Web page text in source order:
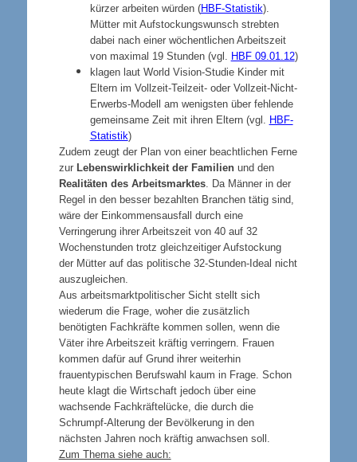
kürzer arbeiten würden (HBF-Statistik).
Mütter mit Aufstockungswunsch strebten
dabei nach einer wöchentlichen Arbeitszeit
von maximal 19 Stunden (vgl. HBF 09.01.12)
klagen laut World Vision-Studie Kinder mit
Eltern im Vollzeit-Teilzeit- oder Vollzeit-Nicht-
Erwerbs-Modell am wenigsten über fehlende
gemeinsame Zeit mit ihren Eltern (vgl. HBF-
Statistik)
Zudem zeugt der Plan von einer beachtlichen Ferne
zur Lebenswirklichkeit der Familienund den
Realitäten des Arbeitsmarktes. Da Männer in der
Regel in den besser bezahlten Branchen tätig sind,
wäre der Einkommensausfall durch eine
Verringerung ihrer Arbeitszeit von 40 auf 32
Wochenstunden trotz gleichzeitiger Aufstockung
der Mütter auf das politische 32-Stunden-Ideal nicht
auszugleichen.
Aus arbeitsmarktpolitischer Sicht stellt sich
wiederum die Frage, woher die zusätzlich
benötigten Fachkräfte kommen sollen, wenn die
Väter ihre Arbeitszeit kräftig verringern. Frauen
kommen dafür auf Grund ihrer weiterhin
frauentypischen Berufswahl kaum in Frage. Schon
heute klagt die Wirtschaft jedoch über eine
wachsende Fachkräftelücke, die durch die
Schrumpf-Alterung der Bevölkerung in den
nächsten Jahren noch kräftig anwachsen soll.
Zum Thema siehe auch: